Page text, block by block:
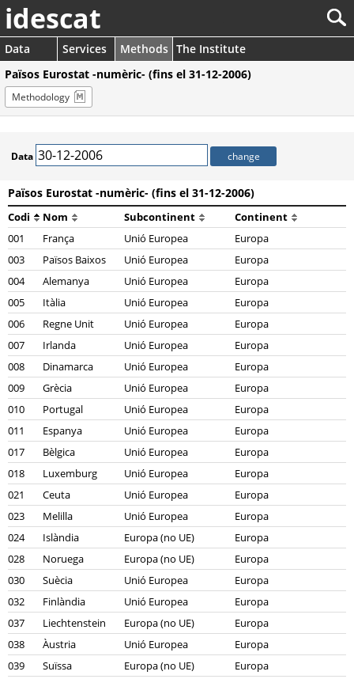
idescat
Data Services Methods The Institute
Països Eurostat -numèric- (fins el 31-12-2006)
Methodology
Data
Països Eurostat -numèric- (fins el 31-12-2006)
Codi Nom Subcontinent
Continent
001
França Unió Europea
Europa
003
Països Baixos Unió Europea
Europa
004
Alemanya Unió Europea
Europa
005
Itàlia Unió Europea
Europa
006
Regne Unit Unió Europea
Europa
007
Irlanda Unió Europea
Europa
008
Dinamarca Unió Europea
Europa
009
Grècia Unió Europea
Europa
010
Portugal Unió Europea
Europa
011
Espanya Unió Europea
Europa
017
Bèlgica Unió Europea
Europa
018
Luxemburg Unió Europea
Europa
021
Ceuta Unió Europea
Europa
023
Melilla Unió Europea
Europa
024
Islàndia Europa (no UE)
Europa
028
Noruega Europa (no UE)
Europa
030
Suècia Unió Europea
Europa
032
Finlàndia Unió Europea
Europa
037
Liechtenstein Europa (no UE)
Europa
038
Àustria Unió Europea
Europa
039
Suïssa Europa (no UE)
Europa